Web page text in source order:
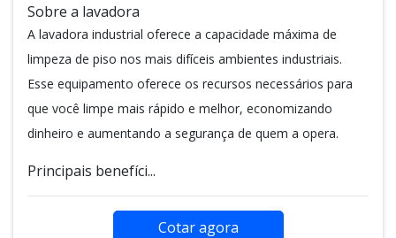
Sobre a lavadora
A lavadora industrial oferece a capacidade máxima de
limpeza de piso nos mais difíceis ambientes industriais.
Esse equipamento oferece os recursos necessários para
que você limpe mais rápido e melhor, economizando
dinheiro e aumentando a segurança de quem a opera.
Principais benefíci...
Cotar agora